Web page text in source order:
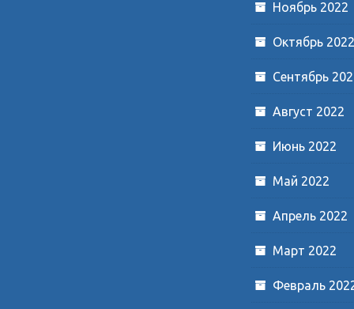
Ноябрь 2022
Октябрь 2022
Сентябрь
Август 2022
Июнь 2022
Май 2022
Апрель 2022
Март 2022
Февраль